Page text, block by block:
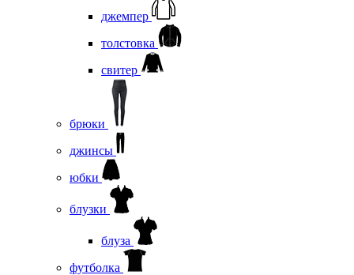
джемпер
толстовка
свитер
брюки
джинсы
юбки
блузки
блуза
футболка